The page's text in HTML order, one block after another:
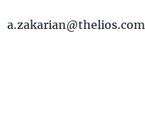
a.zakarian@thelios.com